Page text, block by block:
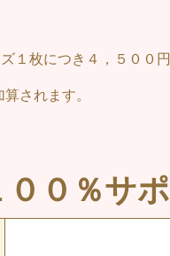
１枚につき４，５００円
されます。
０％サポ